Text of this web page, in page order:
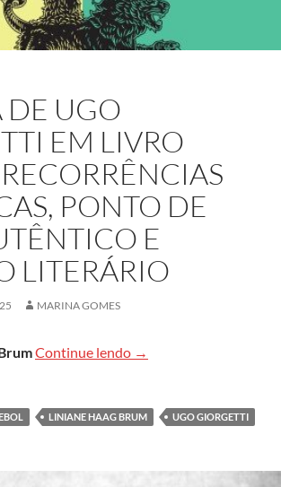
DE UGO
EM LIVRO
PONTO DE
E
LITERÁRIO
MARINA GOMES
Continue lendo Estreia de Ugo
→
LINIANE HAAG BRUM UGO GIORGETTI